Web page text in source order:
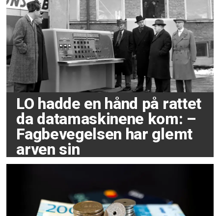
LO hadde en hånd på rattet
da datamaskinene kom: –
Fagbevegelsen har glemt
arven sin